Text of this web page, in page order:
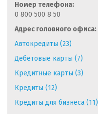
Номер телефона:
0 800 500 8 50
Адрес головного офиса:
Автокредиты (23)
Дебетовые карты (7)
Кредитные карты (3)
Кредиты (12)
Кредиты для бизнеса (11)